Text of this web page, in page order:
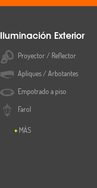
Iluminación Exterior
Proyector / Reflector
Apliques / Arbotantes
Empotrado a piso
Farol
MÁS